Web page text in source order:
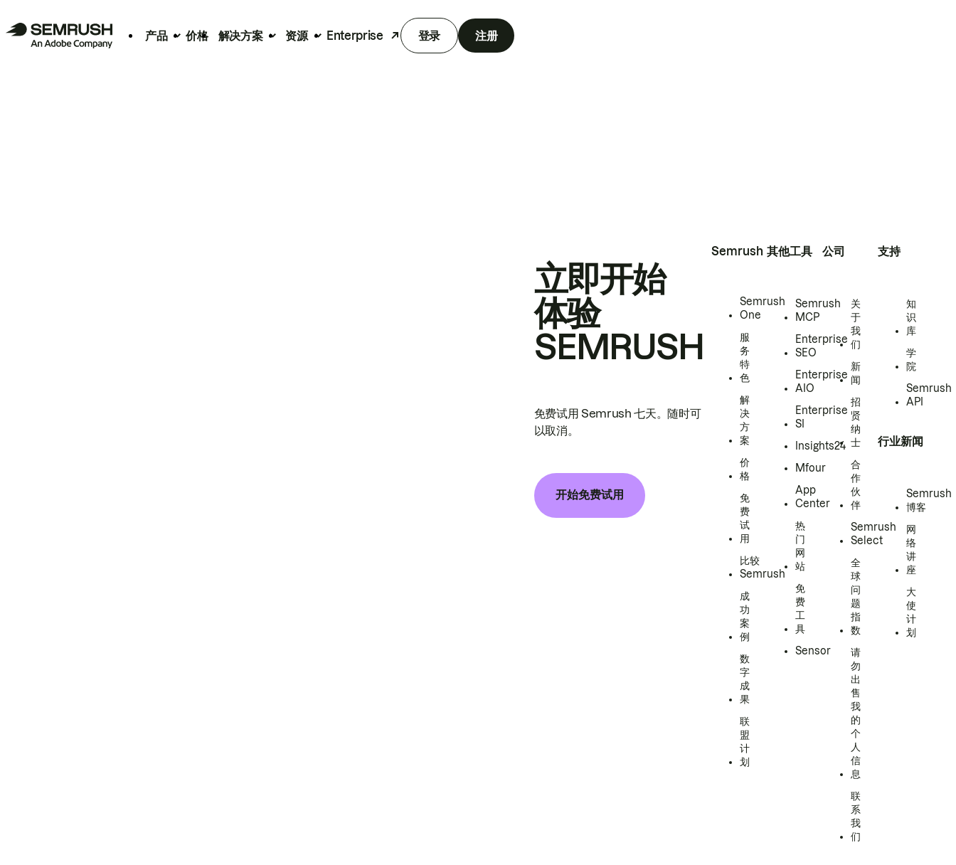
产品 价格 解决方案 资源 Enterprise 登录 注册
立即开始
体验
SEMRUSH
免费试用 Semrush 七天。随时可
以取消。
开始免费试用
Semrush
Semrush
One
服
务
特
色
解
决
方
案
价
格
免
费
试
用
比较
Semrush
成
功
案
例
数
字
成
果
联
盟
计
划
其他工具
Semrush
MCP
Enterprise
SEO
Enterprise
AIO
Enterprise
SI
Insights24
Mfour
App
Center
热
门
网
站
免
费
工
具
Sensor
公司
关
于
我
们
新
闻
招
贤
纳
士
合
作
伙
伴
Semrush
Select
全
球
问
题
指
数
请
勿
出
售
我
的
个
人
信
息
联
系
我
们
支持
知
识
库
学
院
Semrush
API
行业新闻
Semrush
博客
网
络
讲
座
大
使
计
划